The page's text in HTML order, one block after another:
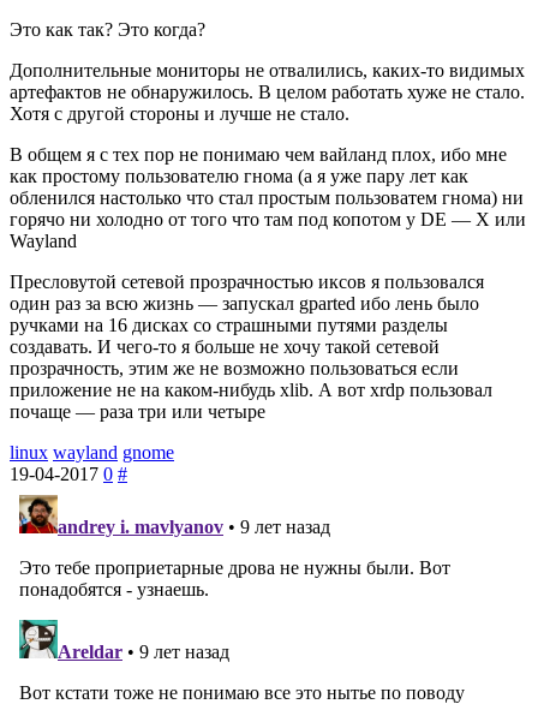
Это как так? Это когда?
Дополнительные мониторы не отвалились, каких-то видимых
артефактов не обнаружилось. В целом работать хуже не стало.
Хотя с другой стороны и лучше не стало.
В общем я с тех пор не понимаю чем вайланд плох, ибо мне
как простому пользователю гнома (а я уже пару лет как
обленился настолько что стал простым пользоватем гнома) ни
горячо ни холодно от того что там под копотом у DE — X или
Wayland
Пресловутой сетевой прозрачностью иксов я пользовался
один раз за всю жизнь — запускал gparted ибо лень было
ручками на 16 дисках со страшными путями разделы
создавать. И чего-то я больше не хочу такой сетевой
прозрачность, этим же не возможно пользоваться если
приложение не на каком-нибудь xlib. А вот xrdp пользовал
почаще — раза три или четыре
linux wayland gnome
19-04-2017 0 #